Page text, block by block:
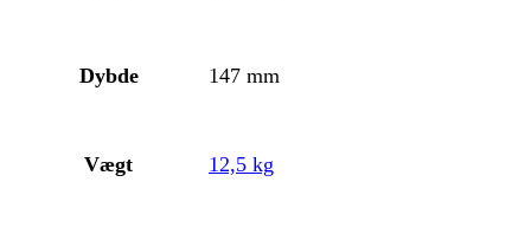
Dybde 147 mm
Vægt 12,5 kg